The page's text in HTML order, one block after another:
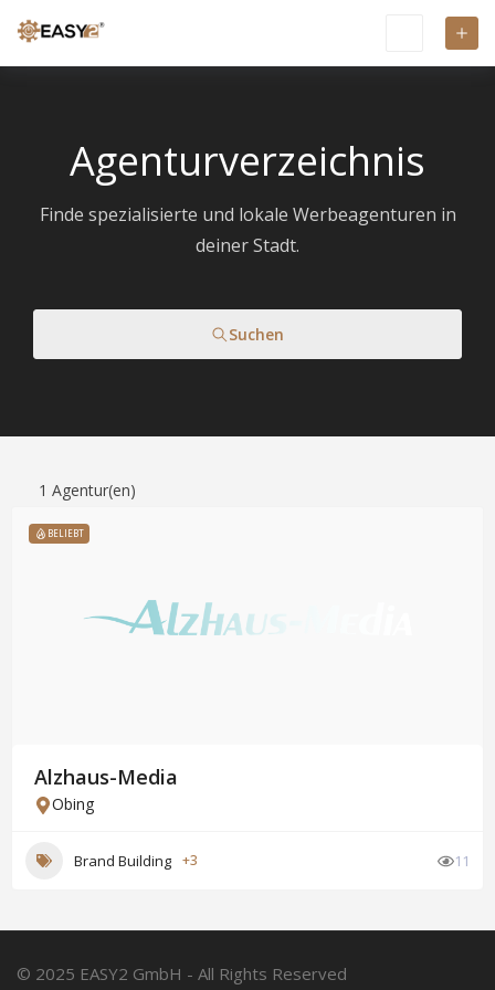
Agenturverzeichnis
Finde spezialisierte und lokale Werbeagenturen in
deiner Stadt.
Suchen
1 Agentur(en)
BELIEBT
Alzhaus-Media
Obing
Brand Building +3 11
© 2025 EASY2 GmbH - All Rights Reserved